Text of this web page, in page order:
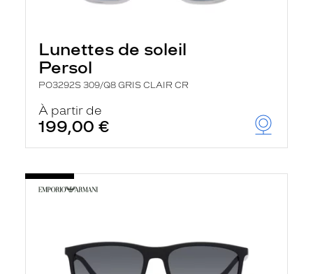
Lunettes de soleil
Persol
PO3292S 309/Q8 GRIS CLAIR CR
À partir de
199,00 €